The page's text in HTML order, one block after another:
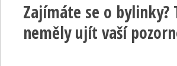
Zajímáte se o bylinky?
neměly ujít vaší